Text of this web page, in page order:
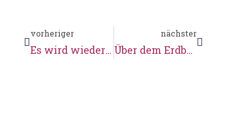
vorheriger
Es wird wieder fleissig gewerkelt …
nächster
Über dem Erdboden viel los, unter dem Erdboden viel los …